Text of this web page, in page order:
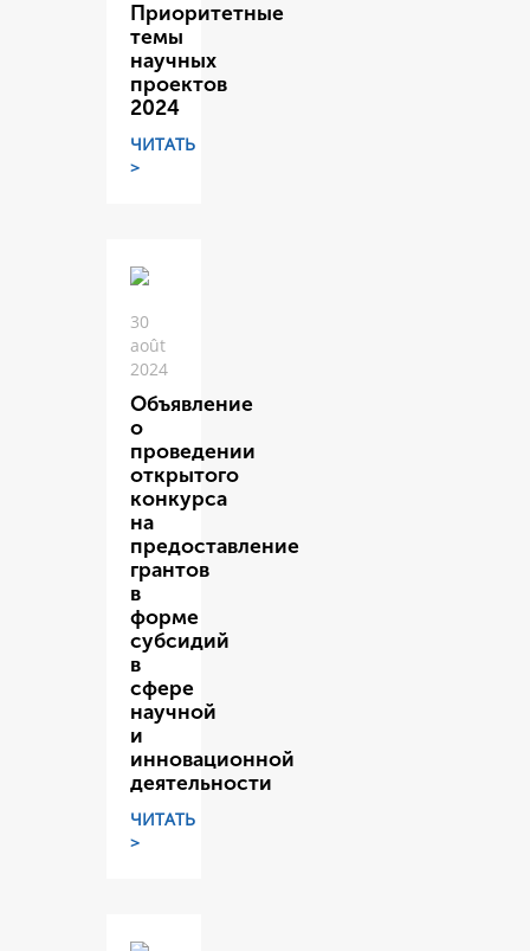
Приоритетные
темы
научных
проектов
2024
ЧИТАТЬ
>
30
août
2024
Объявление
о
проведении
открытого
конкурса
на
предоставление
грантов
в
форме
субсидий
в
сфере
научной
и
инновационной
деятельности
ЧИТАТЬ
>